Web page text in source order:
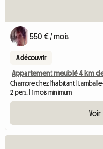
550 € / mois
A découvrir
Appartement meublé 4 km
Chambre chez l'habitant |
2 pers. | 1 mois minimum
Voir